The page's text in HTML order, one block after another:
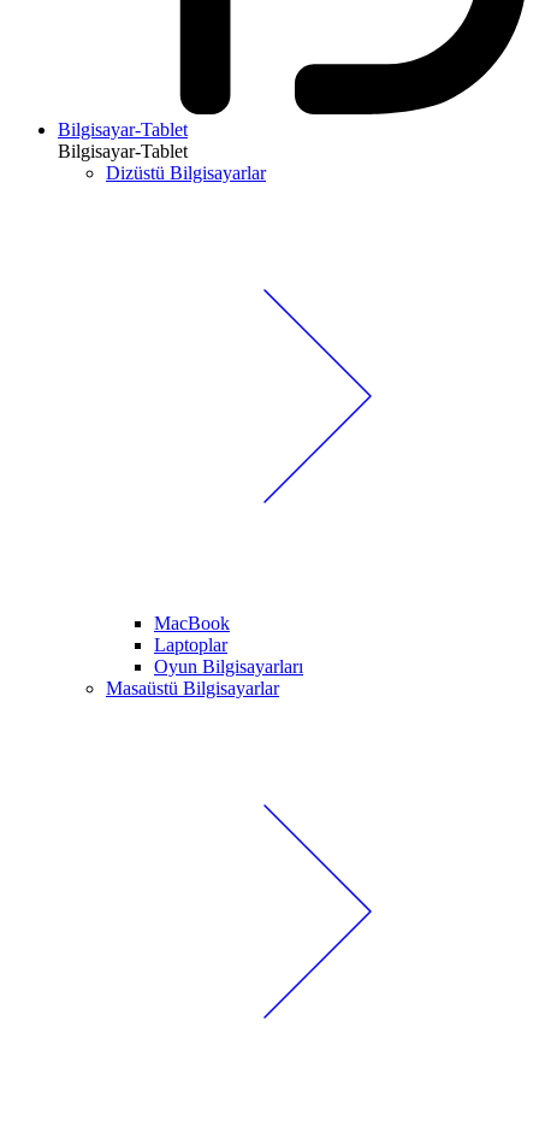
Bilgisayar-Tablet
Bilgisayar-Tablet
Dizüstü Bilgisayarlar
MacBook
Laptoplar
Oyun Bilgisayarları
Masaüstü Bilgisayarlar